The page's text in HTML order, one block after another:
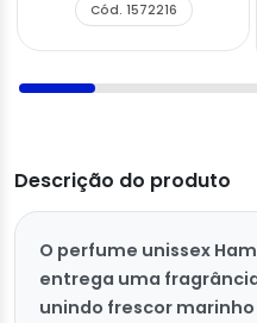
Cód. 1572216
Descrição do produto
O perfume unissex
entrega uma
unindo frescor